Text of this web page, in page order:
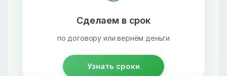
Сделаем в срок
по договору или вернём деньги
Узнать сроки